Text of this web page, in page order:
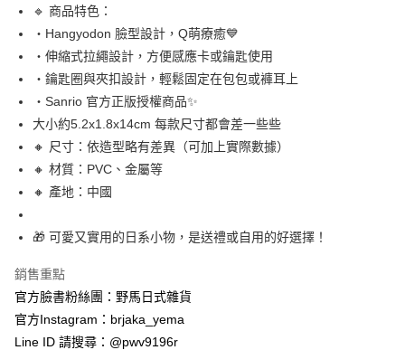
聯邦商業銀行
元大商業銀行
永豐商業銀行
玉山商業銀行
星展（台灣）商業銀行
台新國際商業銀行
中國信託商業銀行
台灣樂天信用卡公司
街口支付
Google Pay
運送方式
全家取貨付款
每筆NT$65，滿NT$999(含以上)免運費
付款後全家取貨
每筆NT$65，滿NT$999(含以上)免運費
7-11取貨付款
每筆NT$65，滿NT$999(含以上)免運費
🔹 商品特色：
・Hangyodon 臉型設計，Q萌療癒💙
・伸縮式拉繩設計，方便感應卡或鑰匙使用
・鑰匙圈與夾扣設計，輕鬆固定在包包或褲耳上
・Sanrio 官方正版授權商品✨
大小約5.2x1.8x14cm 每款尺寸都會差一些些
🔸 尺寸：依造型略有差異（可加上實際數據）
🔸 材質：PVC、金屬等
🔸 產地：中國
🎁 可愛又實用的日系小物，是送禮或自用的好選擇！
銷售重點
官方臉書粉絲團：野馬日式雜貨
官方Instagram：brjaka_yema
Line ID 請搜尋：@pwv9196r